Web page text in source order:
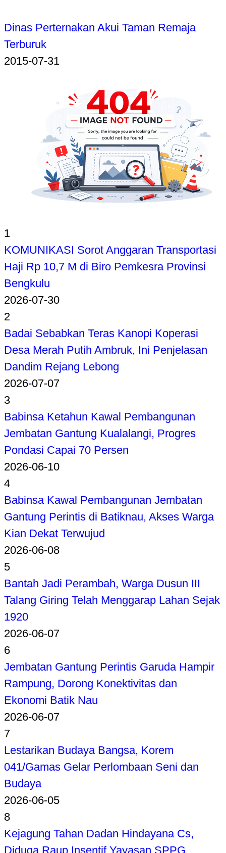
Dinas Perternakan Akui Taman Remaja
Terburuk
2015-07-31
1
KOMUNIKASI Sorot Anggaran Transportasi
Haji Rp 10,7 M di Biro Pemkesra Provinsi
Bengkulu
2026-07-30
2
Badai Sebabkan Teras Kanopi Koperasi
Desa Merah Putih Ambruk, Ini Penjelasan
Dandim Rejang Lebong
2026-07-07
3
Babinsa Ketahun Kawal Pembangunan
Jembatan Gantung Kualalangi, Progres
Pondasi Capai 70 Persen
2026-06-10
4
Babinsa Kawal Pembangunan Jembatan
Gantung Perintis di Batiknau, Akses Warga
Kian Dekat Terwujud
2026-06-08
5
Bantah Jadi Perambah, Warga Dusun III
Talang Giring Telah Menggarap Lahan Sejak
1920
2026-06-07
6
Jembatan Gantung Perintis Garuda Hampir
Rampung, Dorong Konektivitas dan
Ekonomi Batik Nau
2026-06-07
7
Lestarikan Budaya Bangsa, Korem
041/Gamas Gelar Perlombaan Seni dan
Budaya
2026-06-05
8
Kejagung Tahan Dadan Hindayana Cs,
Diduga Raup Insentif Yayasan SPPG